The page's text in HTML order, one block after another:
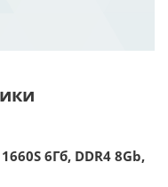
6Гб, DDR4 8Gb,